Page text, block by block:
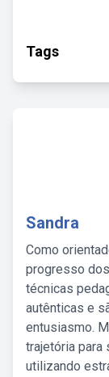
Tags
Sandra
Como
progresso
técnicas
autênticas e
entusiasmo.
trajetória para
utilizando